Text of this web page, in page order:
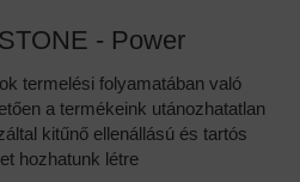
- Power
termelési folyamatában való
a termékeink utánozhatatlan
kitűnő ellenállású és tartós
hozhatunk létre